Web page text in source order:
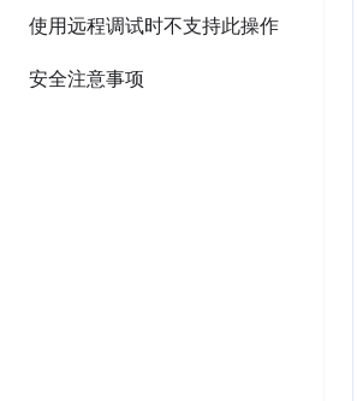
使用远程调试时不支持此操作
安全注意事项